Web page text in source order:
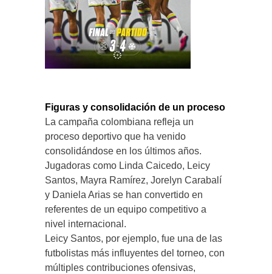
Figuras y consolidación de un proceso
La campaña colombiana refleja un
proceso deportivo que ha venido
consolidándose en los últimos años.
Jugadoras como Linda Caicedo, Leicy
Santos, Mayra Ramírez, Jorelyn Carabalí
y Daniela Arias se han convertido en
referentes de un equipo competitivo a
nivel internacional.
Leicy Santos, por ejemplo, fue una de las
futbolistas más influyentes del torneo, con
múltiples contribuciones ofensivas,